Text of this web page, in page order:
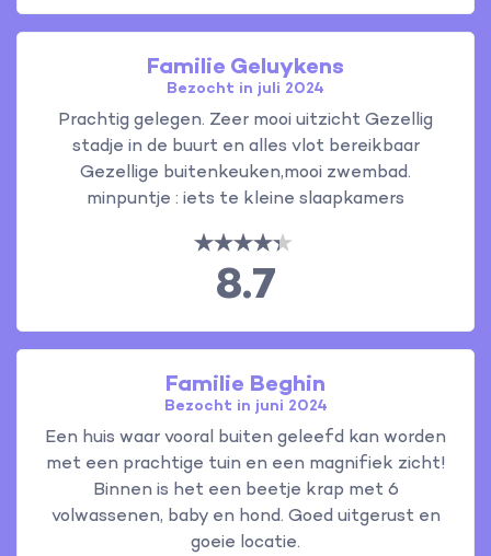
Familie Geluykens
Bezocht in juli 2024
Prachtig gelegen. Zeer mooi uitzicht Gezellig
stadje in de buurt en alles vlot bereikbaar
Gezellige buitenkeuken,mooi zwembad.
minpuntje : iets te kleine slaapkamers
8.7
Familie Beghin
Bezocht in juni 2024
Een huis waar vooral buiten geleefd kan worden
met een prachtige tuin en een magnifiek zicht!
Binnen is het een beetje krap met 6
volwassenen, baby en hond. Goed uitgerust en
goeie locatie.